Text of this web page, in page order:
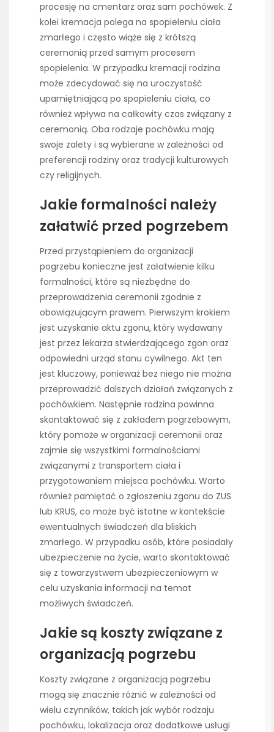
procesję na cmentarz oraz sam pochówek. Z
kolei kremacja polega na spopieleniu ciała
zmarłego i często wiąże się z krótszą
ceremonią przed samym procesem
spopielenia. W przypadku kremacji rodzina
może zdecydować się na uroczystość
upamiętniającą po spopieleniu ciała, co
również wpływa na całkowity czas związany z
ceremonią. Oba rodzaje pochówku mają
swoje zalety i są wybierane w zależności od
preferencji rodziny oraz tradycji kulturowych
czy religijnych.
Jakie formalności należy
załatwić przed pogrzebem
Przed przystąpieniem do organizacji
pogrzebu konieczne jest załatwienie kilku
formalności, które są niezbędne do
przeprowadzenia ceremonii zgodnie z
obowiązującym prawem. Pierwszym krokiem
jest uzyskanie aktu zgonu, który wydawany
jest przez lekarza stwierdzającego zgon oraz
odpowiedni urząd stanu cywilnego. Akt ten
jest kluczowy, ponieważ bez niego nie można
przeprowadzić dalszych działań związanych z
pochówkiem. Następnie rodzina powinna
skontaktować się z zakładem pogrzebowym,
który pomoże w organizacji ceremonii oraz
zajmie się wszystkimi formalnościami
związanymi z transportem ciała i
przygotowaniem miejsca pochówku. Warto
również pamiętać o zgłoszeniu zgonu do ZUS
lub KRUS, co może być istotne w kontekście
ewentualnych świadczeń dla bliskich
zmarłego. W przypadku osób, które posiadały
ubezpieczenie na życie, warto skontaktować
się z towarzystwem ubezpieczeniowym w
celu uzyskania informacji na temat
możliwych świadczeń.
Jakie są koszty związane z
organizacją pogrzebu
Koszty związane z organizacją pogrzebu
mogą się znacznie różnić w zależności od
wielu czynników, takich jak wybór rodzaju
pochówku, lokalizacja oraz dodatkowe usługi